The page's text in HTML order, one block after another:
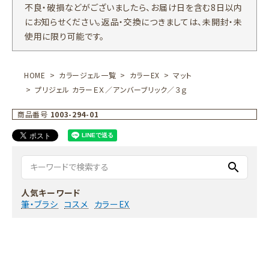
不良・破損などがございましたら、お届け日を含む8日以内
にお知らせください。返品・交換につきましては、未開封・未
使用に限り可能です。
HOME カラージェル一覧 カラーEX
マット
プリジェル カラーＥＸ／アンバーブリック／３ｇ
商品番号 1003-294-01
search
人気キーワード
筆・ブラシ コスメ カラーEX